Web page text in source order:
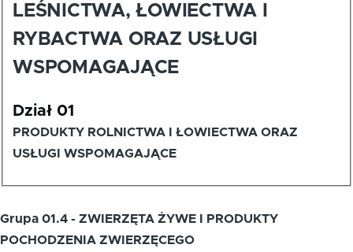
LEŚNICTWA, ŁOWIECTWA I
RYBACTWA ORAZ USŁUGI
WSPOMAGAJĄCE
Dział 01
PRODUKTY ROLNICTWA I ŁOWIECTWA ORAZ
USŁUGI WSPOMAGAJĄCE
Grupa 01.4 - ZWIERZĘTA ŻYWE I PRODUKTY
POCHODZENIA ZWIERZĘCEGO